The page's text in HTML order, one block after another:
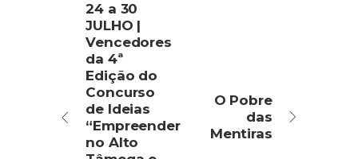
24 a 30
JULHO |
Vencedores
da 4ª
Edição do
Concurso
de Ideias
“Empreender
no Alto
O Pobre
das
Mentiras